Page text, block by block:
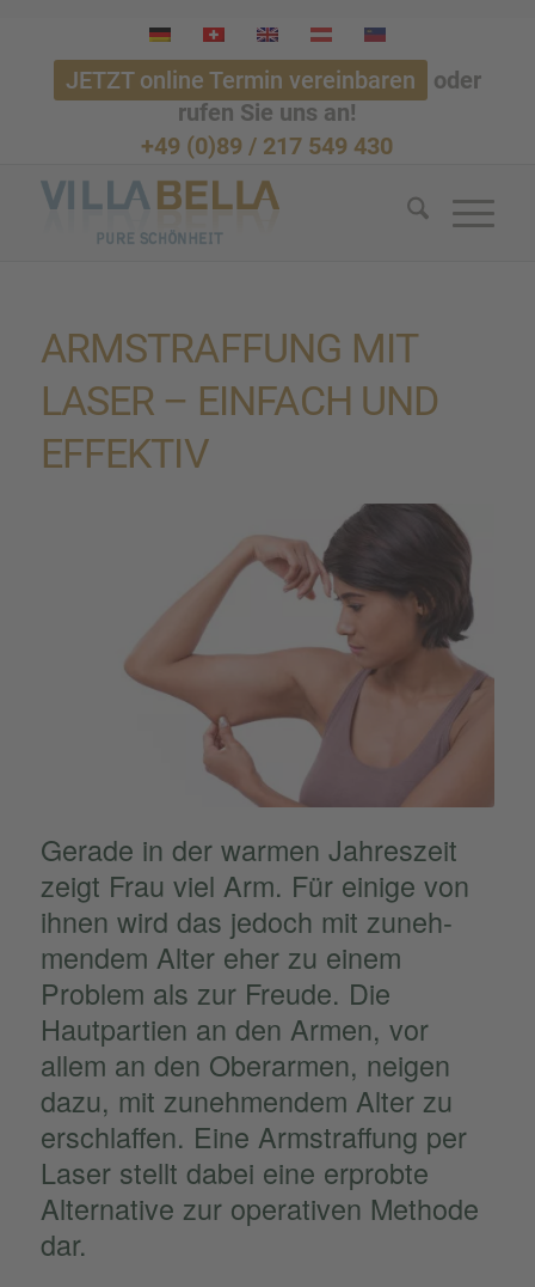
JETZT online Termin vereinbaren
oder
rufen Sie uns an!
+49 (0)89 / 217 549 430
ARMSTRAF­FUNG MIT
LASER – EINFACH UND
EFFEK­TIV
Gerade in der warmen Jahres­zeit
zeigt Frau viel Arm. Für einige von
ihnen wird das jedoch mit zuneh­
men­dem Alter eher zu einem
Problem als zur Freude. Die
Hautpar­tien an den Armen, vor
allem an den Oberar­men, neigen
dazu, mit zuneh­men­dem Alter zu
erschlaf­fen. Eine Armstraf­fung per
Laser stellt dabei eine erprobte
Alter­na­tive zur opera­ti­ven Methode
dar.